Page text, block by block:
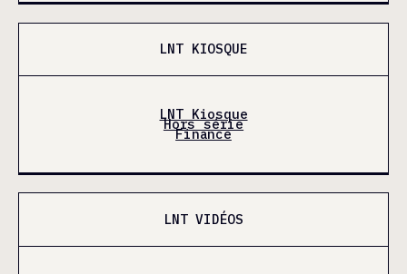
LNT KIOSQUE
LNT Kiosque
Hors série
Finance
LNT VIDÉOS